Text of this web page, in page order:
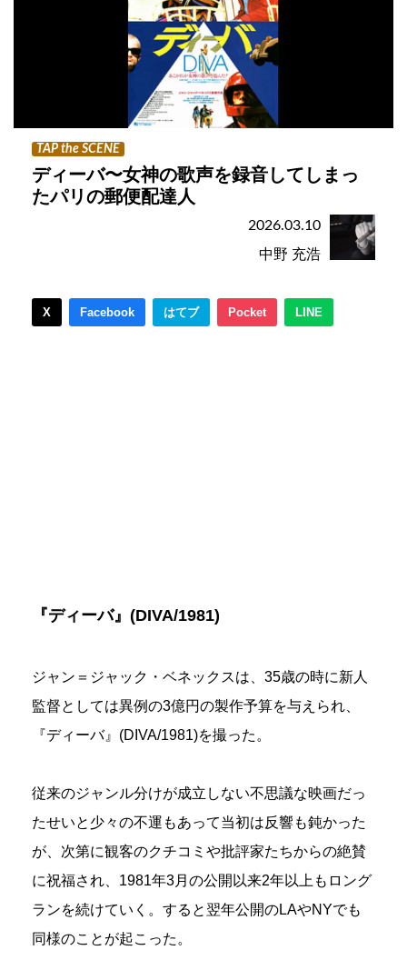
TAP the SCENE
ディーバ〜女神の歌声を録音してしまっ
たパリの郵便配達人
2026.03.10
中野 充浩
X Facebook はてブ Pocket LINE
『ディーバ』(DIVA/1981)
ジャン＝ジャック・ベネックスは、35歳の時に新人
監督としては異例の3億円の製作予算を与えられ、
『ディーバ』(DIVA/1981)を撮った。
従来のジャンル分けが成立しない不思議な映画だっ
たせいと少々の不運もあって当初は反響も鈍かった
が、次第に観客のクチコミや批評家たちからの絶賛
に祝福され、1981年3月の公開以来2年以上もロング
ランを続けていく。すると翌年公開のLAやNYでも
同様のことが起こった。